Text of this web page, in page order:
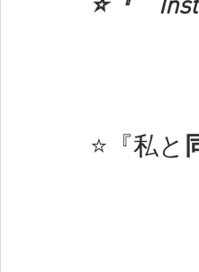
⭐️『　
⭐️『私と